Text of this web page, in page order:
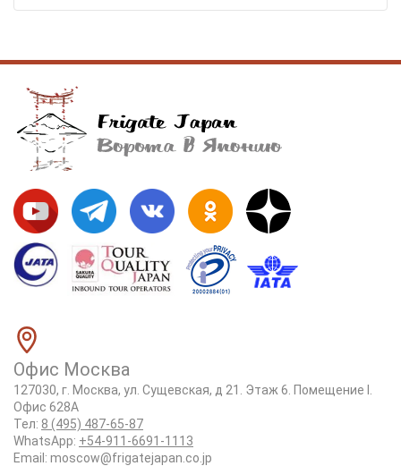
Офис Москва
127030, г. Москва, ул. Сущевская, д 21. Этаж 6. Помещение I.
Офис 628А
Тел: 8 (495) 487-65-87
WhatsApp: +54-911-6691-1113
Email: moscow@frigatejapan.co.jp